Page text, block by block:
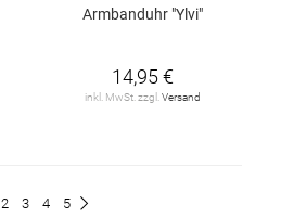
Armbanduhr "Ylvi"
14,95 €
inkl. MwSt. zzgl. Versand
Seite
2 Seite
3 Seite
4 Seite
5